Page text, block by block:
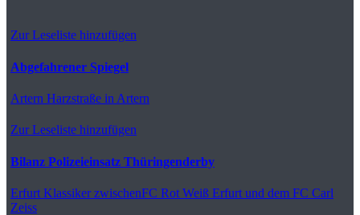
Zur Leseliste hinzufügen
Abgefahrener Spiegel
Artern Harzstraße in Artern
Zur Leseliste hinzufügen
Bilanz Polizeieinsatz Thüringenderby
Erfurt Klassiker zwischenFC Rot Weiß Erfurt und dem FC Carl
Zeiss